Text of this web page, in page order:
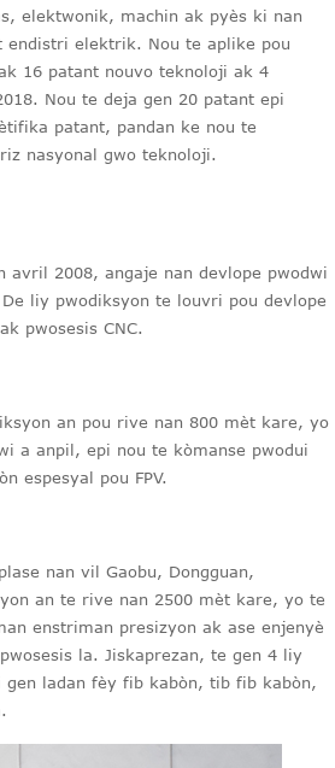
elektwonik, machin ak pyès ki nan
elektrik. Nou te aplike pou
16 patant nouvo teknoloji ak 4
Nou te deja gen 20 patant epi
patant, pandan ke nou te
nasyonal gwo teknoloji.
avril 2008, angaje nan devlope pwodwi
liy pwodiksyon te louvri pou devlope
pwosesis CNC.
an pou rive nan 800 mèt kare, yo
a anpil, epi nou te kòmanse pwodui
espesyal pou FPV.
nan vil Gaobu, Dongguan,
an te rive nan 2500 mèt kare, yo te
enstriman presizyon ak ase enjenyè
la. Jiskaprezan, te gen 4 liy
gen ladan fèy fib kabòn, tib fib kabòn,